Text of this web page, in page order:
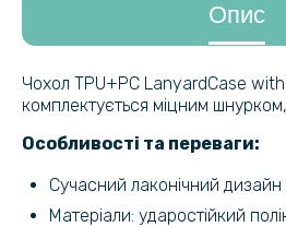
Опис
Чохол TPU+PC LanyardCase with
комплектується міцним
Особливості та переваги:
Сучасний лаконічний
Матеріали: ударостійкий